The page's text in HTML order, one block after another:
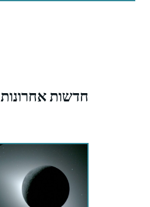
חדשות אחרונות